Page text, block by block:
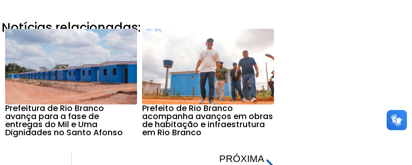
Notícias relacionadas:
Prefeitura de Rio Branco
avança para a fase de
entregas do Mil e Uma
Dignidades no Santo Afonso
Prefeito de Rio Branco
acompanha avanços em obras
de habitação e infraestrutura
em Rio Branco
PRÓXIMA